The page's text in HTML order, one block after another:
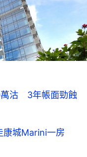
萬沽 3年帳面勁蝕
康城Marini一房